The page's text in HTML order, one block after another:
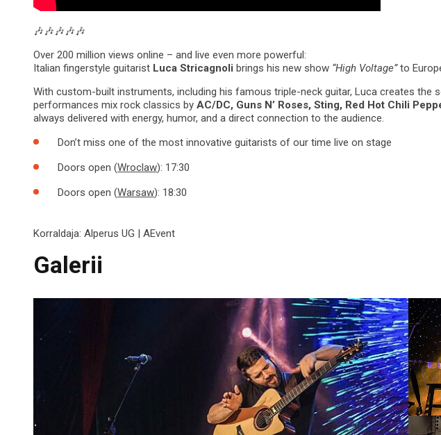
🎶🎶🎶🎶🎶
Over 200 million views online – and live even more powerful:
Italian fingerstyle guitarist Luca Stricagnoli brings his new show “High Voltage”to
With custom-built instruments, including his famous triple-neck guitar, Luca creates the
performances mix rock classics by AC/DC, Guns N’ Roses, Sting, Red Hot Chili
always delivered with energy, humor, and a direct connection to the audience.
Don’t miss one of the most innovative guitarists of our time live on stage
Doors open (Wroclaw): 17:30
Doors open (Warsaw): 18:30
Korraldaja: Alperus UG | AEvent
Galerii